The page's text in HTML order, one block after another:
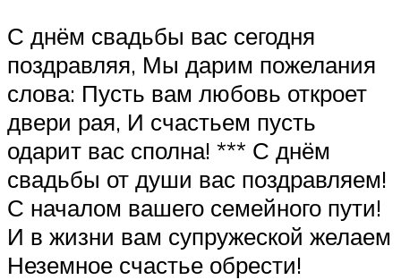
С днём свадьбы вас сегодня
поздравляя, Мы дарим пожелания
слова: Пусть вам любовь откроет
двери рая, И счастьем пусть
одарит вас сполна! *** С днём
свадьбы от души вас поздравляем!
С началом вашего семейного пути!
И в жизни вам супружеской желаем
Неземное счастье обрести!